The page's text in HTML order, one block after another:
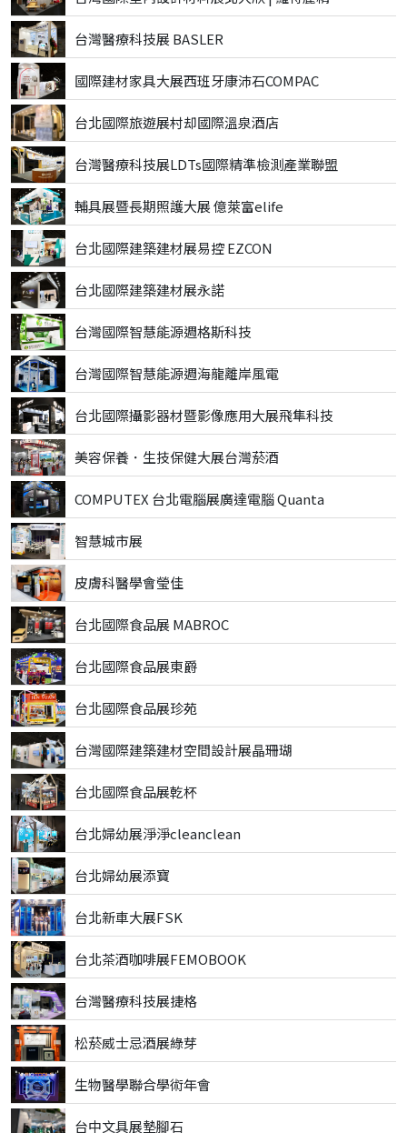
台灣醫療科技展 BASLER
國際建材家具大展西班牙康沛石COMPAC
台北國際旅遊展村却國際溫泉酒店
台灣醫療科技展LDTs國際精準檢測產業聯盟
輔具展暨長期照護大展 億萊富elife
台北國際建築建材展易控 EZCON
台北國際建築建材展永諾
台灣國際智慧能源週格斯科技
台灣國際智慧能源週海龍離岸風電
台北國際攝影器材暨影像應用大展飛隼科技
美容保養．生技保健大展台灣菸酒
COMPUTEX 台北電腦展廣達電腦 Quanta
智慧城市展
皮膚科醫學會瑩佳
台北國際食品展 MABROC
台北國際食品展東爵
台北國際食品展珍苑
台灣國際建築建材空間設計展晶珊瑚
台北國際食品展乾杯
台北婦幼展淨淨cleanclean
台北婦幼展添寶
台北新車大展FSK
台北茶酒咖啡展FEMOBOOK
台灣醫療科技展捷格
松菸威士忌酒展綠芽
生物醫學聯合學術年會
台中文具展墊腳石